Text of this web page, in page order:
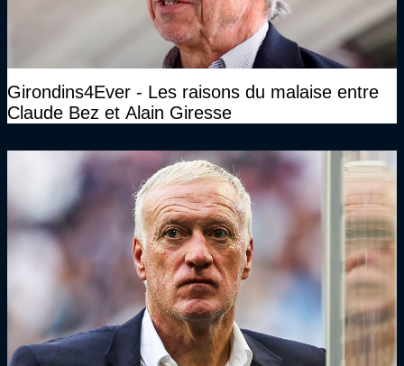
Girondins4Ever - Les raisons du malaise entre
Claude Bez et Alain Giresse